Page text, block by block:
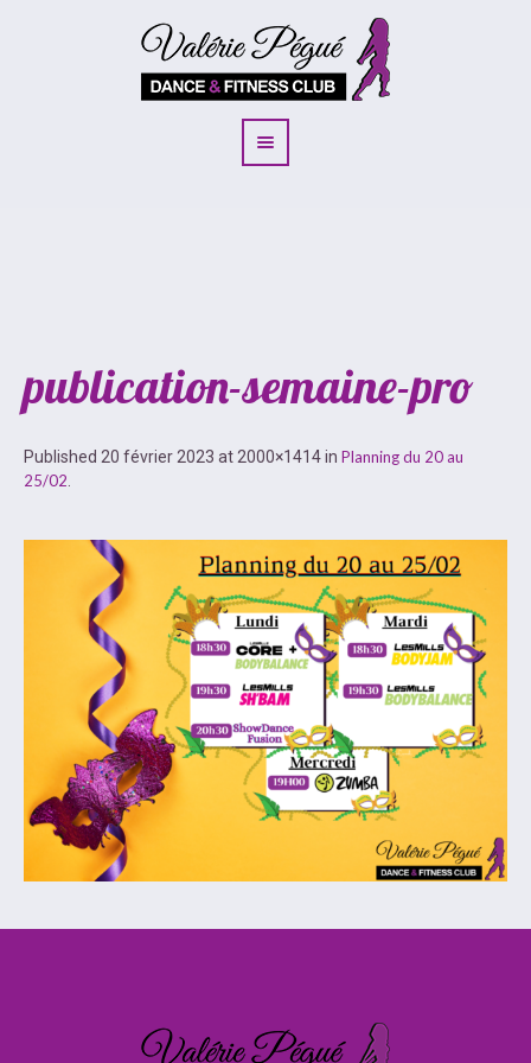
publication-semaine-pro
Published 20 février 2023 at 2000×1414 in Planning du 20 au
25/02